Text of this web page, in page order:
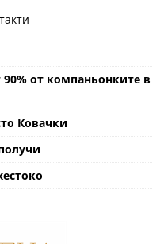
от компаньонките в
Ковачки